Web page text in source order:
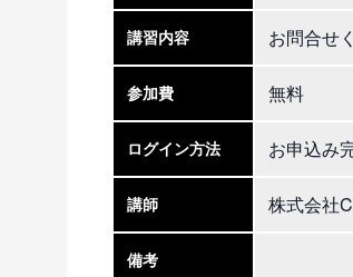
講習内容 お問合せ
参加費 無料
ログイン方法 お申込み
講師 株式会社
備考